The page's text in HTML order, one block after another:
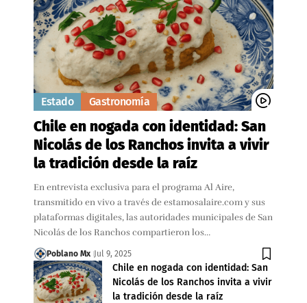
Estado Gastronomía
Chile en nogada con identidad: San
Nicolás de los Ranchos invita a vivir
la tradición desde la raíz
En entrevista exclusiva para el programa Al Aire,
transmitido en vivo a través de estamosalaire.com y sus
plataformas digitales, las autoridades municipales de San
Nicolás de los Ranchos compartieron los…
Poblano Mx Jul 9, 2025
Chile en nogada con identidad: San
Nicolás de los Ranchos invita a vivir
la tradición desde la raíz